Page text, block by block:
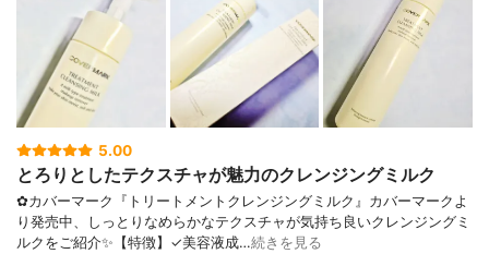
5.00
とろりとしたテクスチャが魅力のクレンジングミルク
✿カバーマーク『トリートメントクレンジングミルク』カバーマークよ
り発売中、しっとりなめらかなテクスチャが気持ち良いクレンジングミ
ルクをご紹介✨【特徴】✓美容液成…続きを見る